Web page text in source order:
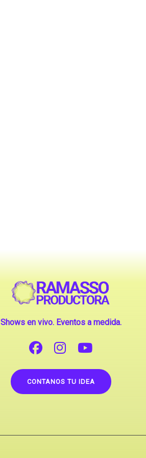
Shows en vivo. Eventos a medida.
CONTANOS TU IDEA